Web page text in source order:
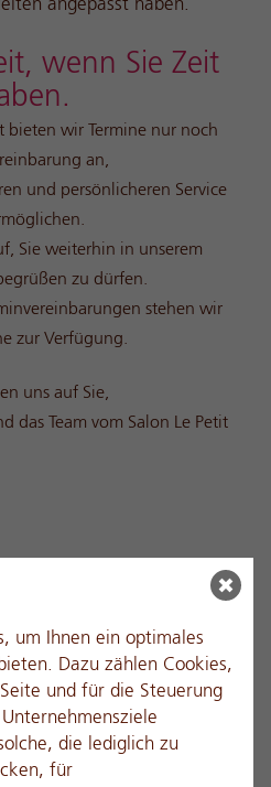
angepasst haben.
wenn Sie Zeit
bieten wir Termine nur noch
an,
und persönlicheren Service
Sie weiterhin in unserem
zu dürfen.
stehen wir
zur Verfügung.
uns auf Sie,
das Team vom Salon Le Petit
um Ihnen ein optimales
Dazu zählen Cookies,
und für die Steuerung
die lediglich zu
für